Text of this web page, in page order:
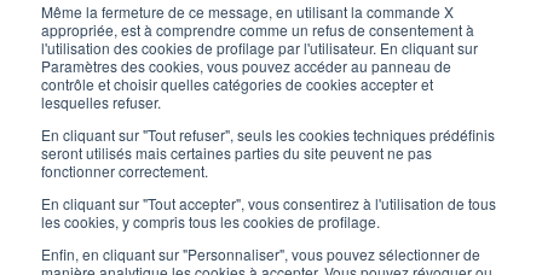
Même la fermeture de ce message, en utilisant la commande X
appropriée, est à comprendre comme un refus de consentement à
l'utilisation des cookies de profilage par l'utilisateur. En cliquant sur
Paramètres des cookies, vous pouvez accéder au panneau de
contrôle et choisir quelles catégories de cookies accepter et
lesquelles refuser.
En cliquant sur "Tout refuser", seuls les cookies techniques prédéfinis
seront utilisés mais certaines parties du site peuvent ne pas
fonctionner correctement.
En cliquant sur "Tout accepter", vous consentirez à l'utilisation de tous
les cookies, y compris tous les cookies de profilage.
Enfin, en cliquant sur "Personnaliser", vous pouvez sélectionner de
Projet de transformation numérique
RESTEZ À JOUR
SUIVEZ-NOUS SUR